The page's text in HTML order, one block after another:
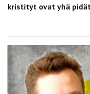
kristityt ovat yhä